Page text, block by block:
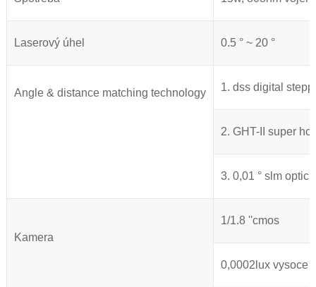
Laserový úhel 0.5 ° ~ 20 °
Angle & distance matching technology 1. dss digital
2. GHT-II super
3. 0,01 ° slm
Kamera
1/1.8 ''cmos
0,0002lux vysoce